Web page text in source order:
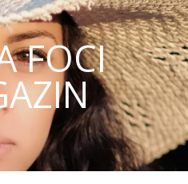
FOCI